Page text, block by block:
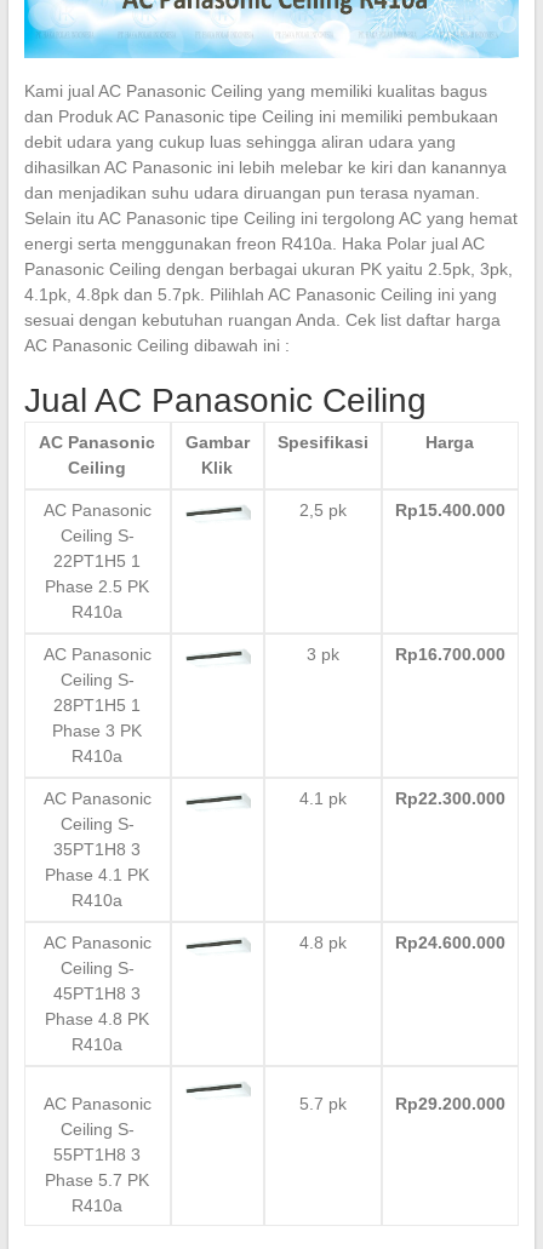
Kami jual AC Panasonic Ceiling yang memiliki kualitas bagus
dan Produk AC Panasonic tipe Ceiling ini memiliki pembukaan
debit udara yang cukup luas sehingga aliran udara yang
dihasilkan AC Panasonic ini lebih melebar ke kiri dan kanannya
dan menjadikan suhu udara diruangan pun terasa nyaman.
Selain itu AC Panasonic tipe Ceiling ini tergolong AC yang hemat
energi serta menggunakan freon R410a. Haka Polar jual AC
Panasonic Ceiling dengan berbagai ukuran PK yaitu 2.5pk, 3pk,
4.1pk, 4.8pk dan 5.7pk. Pilihlah AC Panasonic Ceiling ini yang
sesuai dengan kebutuhan ruangan Anda. Cek list daftar harga
AC Panasonic Ceiling dibawah ini :
Jual AC Panasonic Ceiling
AC Panasonic
Ceiling
Gambar
Klik
Spesifikasi Harga
AC Panasonic
Ceiling S-
22PT1H5 1
Phase 2.5 PK
R410a
2,5 pk Rp15.400.000
AC Panasonic
Ceiling S-
28PT1H5 1
Phase 3 PK
R410a
3 pk Rp16.700.000
AC Panasonic
Ceiling S-
35PT1H8 3
Phase 4.1 PK
R410a
4.1 pk Rp22.300.000
AC Panasonic
Ceiling S-
45PT1H8 3
Phase 4.8 PK
R410a
4.8 pk Rp24.600.000
AC Panasonic
Ceiling S-
55PT1H8 3
Phase 5.7 PK
R410a
5.7 pk Rp29.200.000